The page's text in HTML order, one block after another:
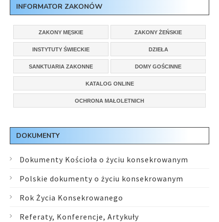
INFORMATOR ZAKONÓW
ZAKONY MĘSKIE ZAKONY ŻEŃSKIE
INSTYTUTY ŚWIECKIE DZIEŁA
SANKTUARIA ZAKONNE DOMY GOŚCINNE
KATALOG ONLINE
OCHRONA MAŁOLETNICH
DOKUMENTY
Dokumenty Kościoła o życiu konsekrowanym
Polskie dokumenty o życiu konsekrowanym
Rok Życia Konsekrowanego
Referaty, Konferencje, Artykuły